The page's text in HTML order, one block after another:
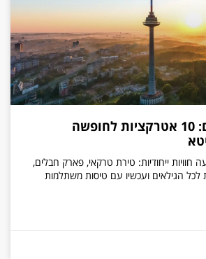
ליטא עם ילדים: 10 אטרקציות לחופשה
חוויות ייחודיות: טירת טרקאי, פארק חבלים,
לכל הגילאים ועכשיו עם טיסות משתלמות